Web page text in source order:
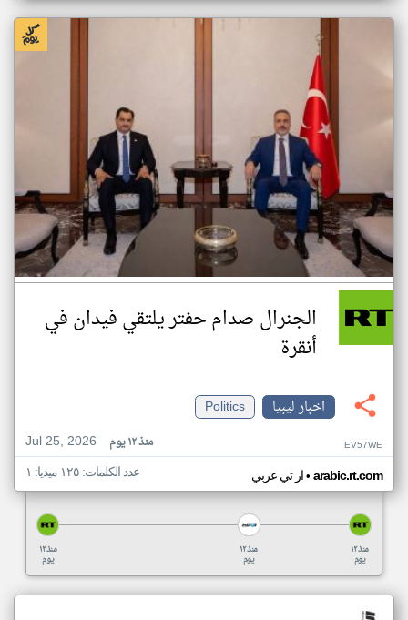
الجنرال صدام حفتر يلتقي فيدان في
أنقرة
اخبار ليبيا
Politics
Jul 25, 2026
منذ ١٢ يوم EV57WE
ار تي عربي• arabic.rt.com عدد الكلمات: ١٢٥ ميديا: ١
منذ ١٢
يوم
منذ ١٢
يوم
منذ ١٢
يوم